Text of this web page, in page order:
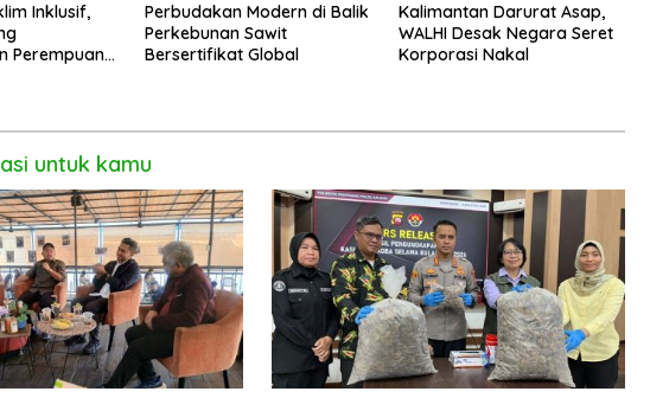
Inklusif,
Perempuan
Perbudakan Modern di Balik
Perkebunan Sawit
Bersertifikat Global
Kalimantan Darurat Asap,
WALHI Desak Negara Seret
Korporasi Nakal
untuk kamu